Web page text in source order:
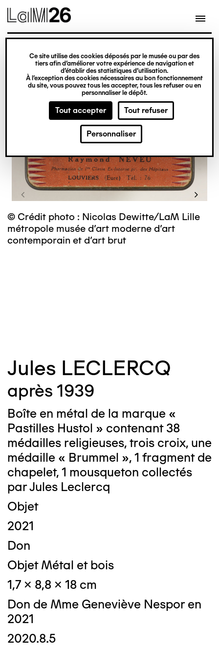
Gestion des cookies
Ce site utilise des cookies déposés par le musée ou par des
tiers afin d’améliorer votre expérience de navigation et
d’établir des statistiques d’utilisation.
À l’exception des cookies nécessaires au bon fonctionnement
du site, vous pouvez tous les accepter, tous les refuser ou en
personnaliser le dépôt.
Tout accepter Tout refuser
Personnaliser
contenu
© Crédit photo : Nicolas Dewitte/LaM Lille
métropole musée d’art moderne d’art
contemporain et d’art brut
Jules LECLERCQ
après 1939
Boîte en métal de la marque «
Pastilles Hustol » contenant 38
médailles religieuses, trois croix, une
médaille « Brummel », 1 fragment de
chapelet, 1 mousqueton collectés
par Jules Leclercq
Objet
2021
Don
Objet Métal et bois
1,7 x 8,8 x 18 cm
Don de Mme Geneviève Nespor en
2021
2020.8.5